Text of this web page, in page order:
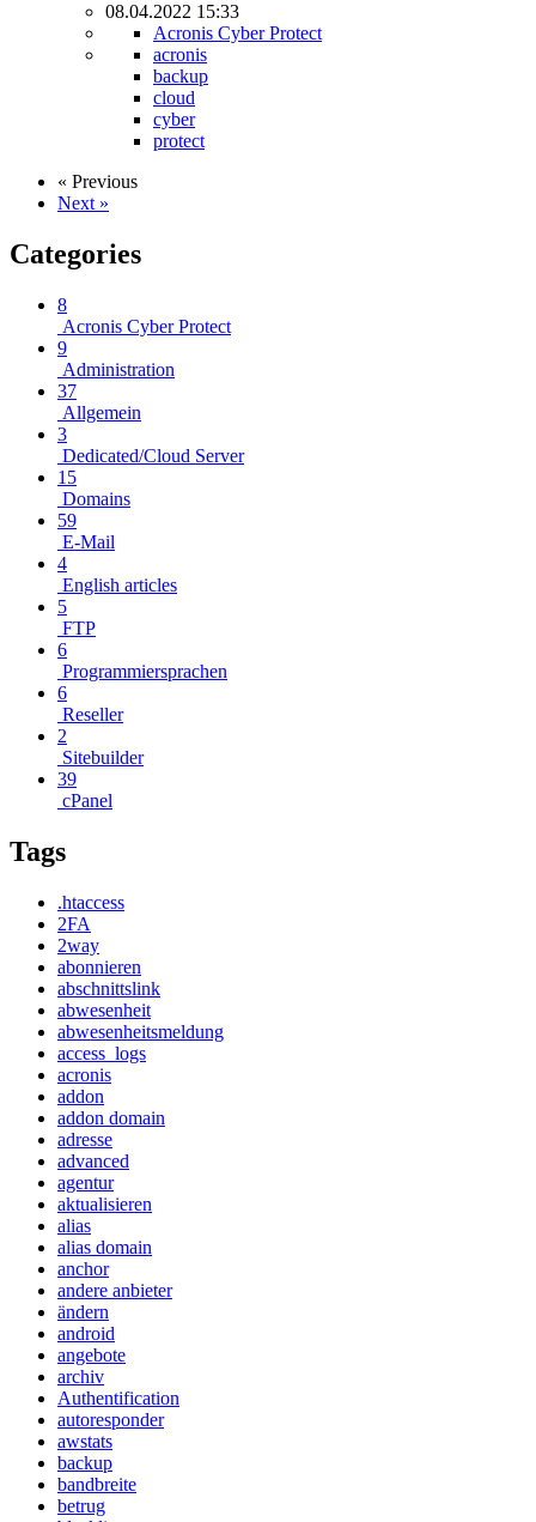
08.04.2022 15:33
Acronis Cyber Protect
acronis
backup
cloud
cyber
protect
« Previous
Next »
Categories
8
Acronis Cyber Protect
9
Administration
37
Allgemein
3
Dedicated/Cloud Server
15
Domains
59
E-Mail
4
English articles
5
FTP
6
Programmiersprachen
6
Reseller
2
Sitebuilder
39
cPanel
Tags
.htaccess
2FA
2way
abonnieren
abschnittslink
abwesenheit
abwesenheitsmeldung
access_logs
acronis
addon
addon domain
adresse
advanced
agentur
aktualisieren
alias
alias domain
anchor
andere anbieter
ändern
android
angebote
archiv
Authentification
autoresponder
awstats
backup
bandbreite
betrug